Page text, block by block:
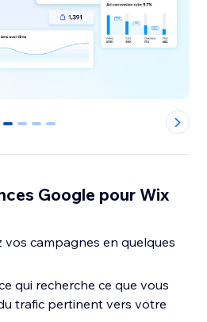
0 1 2 3
Google pour Wix
vos campagnes en quelques
qui recherche ce que vous
trafic pertinent vers votre